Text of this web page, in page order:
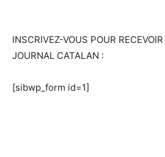
INSCRIVEZ-VOUS POUR RECEVOIR
JOURNAL CATALAN :
[sibwp_form id=1]